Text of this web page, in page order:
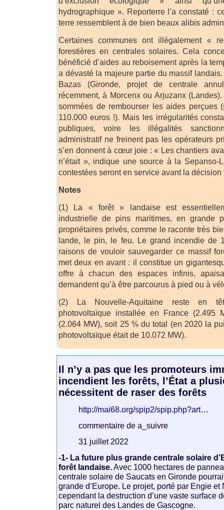
hydrographique ». Reporterre l’a constaté :
terre ressemblent à de bien beaux alibis
Certaines communes ont illégalement «
forestières en centrales solaires. Cela
bénéficié d’aides au reboisement après la
a dévasté la majeure partie du massif
Bazas (Gironde, projet de centrale
récemment, à Morcenx ou Arjuzanx
sommées de rembourser les aides perçues
110.000 euros !). Mais les irrégularités
publiques, voire les illégalités
administratif ne freinent pas les opérateurs
s’en donnent à cœur joie : « Les chantiers
n’était », indique une source à la Sepanso-
contestées seront en service avant la
Notes
(1) La « forêt » landaise est
industrielle de pins maritimes, en grande
propriétaires privés, comme le raconte très
lande, le pin, le feu. Le grand incendie de
raisons de vouloir sauvegarder ce massif
met deux en avant : il constitue un
offre à chacun des espaces infinis,
demandent qu’à être parcourus à pied ou à
(2) La Nouvelle-Aquitaine reste en
photovoltaïque installée en France (2.495
(2.064 MW), soit 25 % du total (en 2020 la
photovoltaïque était de 10.072 MW).
Il n’y a pas que les promoteurs
incendient les forêts, l’État a
nécessitent de raser des forêts
http://mai68.org/spip2/spip.php?art…
commentaire de a_suivre
31 juillet 2022
-1- La future plus grande centrale solaire
forêt landaise.Avec 1000 hectares de
centrale solaire de Saucats en Gironde
grande d’Europe. Le projet, porté par Engie
cependant la destruction d’une vaste surface
parc naturel des Landes de Gascogne.